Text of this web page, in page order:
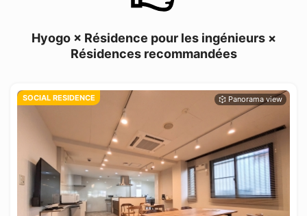
Hyogo × Résidence pour les ingénieurs ×
Résidences recommandées
SOCIAL RESIDENCE